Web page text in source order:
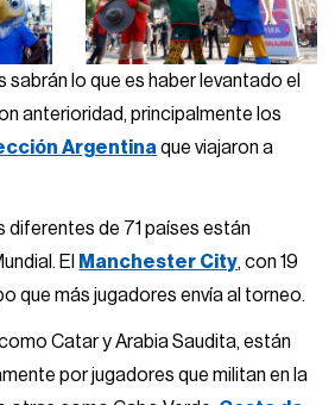
sabrán lo que es haber levantado el
anterioridad, principalmente los
Argentinaque viajaron a
diferentes de 71 países están
El
Manchester City, con 19
que más jugadores envía al torneo.
Catar y Arabia Saudita, están
por jugadores que militan en la